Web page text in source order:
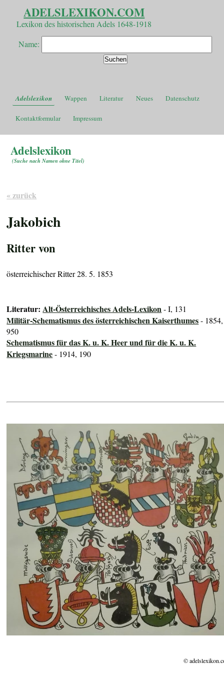
ADELSLEXIKON.COM
Lexikon des historischen Adels 1648-1918
Name:
Adelslexikon Wappen Literatur Neues Datenschutz
Kontaktformular Impressum
Adelslexikon
(Suche nach Namen ohne Titel)
« zurück
Jakobich
Ritter von
österreichischer Ritter 28. 5. 1853
Literatur:Alt-Österreichisches Adels-Lexikon- I, 131
Militär-Schematismus des österreichischen Kaiserthumes- 1854,
950
Schematismus für das K. u. K. Heer und für die K. u. K.
Kriegsmarine- 1914, 190
©